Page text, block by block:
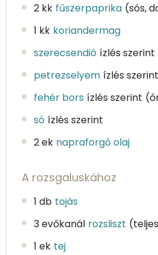
2 kk fűszerpaprika (sós,
1 kk koriandermag
szerecsendió ízlés szerint
petrezselyem ízlés szerint
fehér bors ízlés szerint
só ízlés szerint
2 ek napraforgó olaj
A rozsgaluskához
1 db tojás
3 evőkanál rozsliszt
1 ek tej